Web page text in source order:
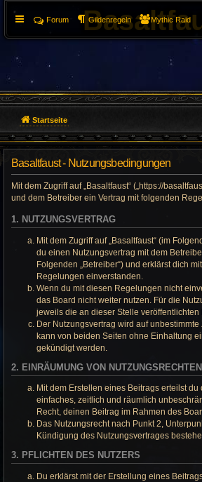
Forum Gildenregeln Mythic Raid
Startseite
Basaltfaust - Nutzungsbedingungen
Mit dem Zugriff auf „Basaltfaust“ („https://
und dem Betreiber ein Vertrag mit folgenden
1. NUTZUNGSVERTRAG
Mit dem Zugriff auf „Basaltfaust“ (im
du einen Nutzungsvertrag mit dem
Folgenden „Betreiber“) und erklärst dich
Regelungen einverstanden.
Wenn du mit diesen Regelungen nicht
das Board nicht weiter nutzen. Für die
jeweils die an dieser Stelle
Der Nutzungsvertrag wird auf
kann von beiden Seiten ohne Einhaltung
gekündigt werden.
2. EINRÄUMUNG VON NUTZUNGSRECHTEN
Mit dem Erstellen eines Beitrags erteilst du
einfaches, zeitlich und räumlich
Recht, deinen Beitrag im Rahmen des
Das Nutzungsrecht nach Punkt 2,
Kündigung des Nutzungsvertrages
3. PFLICHTEN DES NUTZERS
Du erklärst mit der Erstellung eines